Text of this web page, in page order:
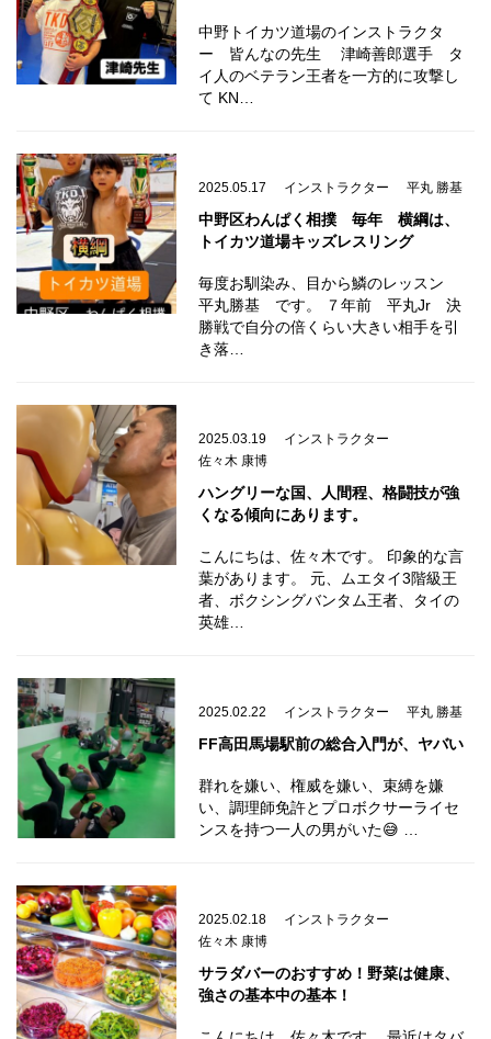
中野トイカツ道場のインストラクタ
ー 皆んなの先生 津崎善郎選手 タ
イ人のベテラン王者を一方的に攻撃し
て KN…
2025.05.17 インストラクター 平丸 勝基
中野区わんぱく相撲 毎年 横綱は、
トイカツ道場キッズレスリング
毎度お馴染み、目から鱗のレッスン
平丸勝基 です。 ７年前 平丸Jr 決
勝戦で自分の倍くらい大きい相手を引
き落…
2025.03.19
インストラクター
佐々木 康博
ハングリーな国、人間程、格闘技が強
くなる傾向にあります。
こんにちは、佐々木です。 印象的な言
葉があります。 元、ムエタイ3階級王
者、ボクシングバンタム王者、タイの
英雄…
2025.02.22 インストラクター 平丸 勝基
FF高田馬場駅前の総合入門が、ヤバい
群れを嫌い、権威を嫌い、束縛を嫌
い、調理師免許とプロボクサーライセ
ンスを持つ一人の男がいた😅 …
2025.02.18
インストラクター
佐々木 康博
サラダバーのおすすめ！野菜は健康、
強さの基本中の基本！